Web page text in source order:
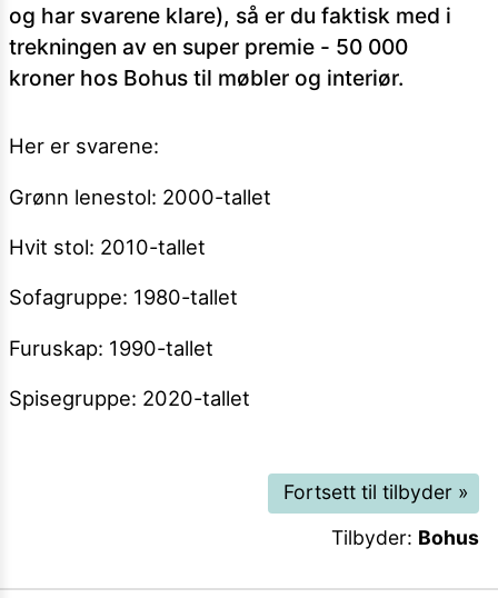
og har svarene klare), så er du faktisk med i
trekningen av en super premie - 50 000
kroner hos Bohus til møbler og interiør.
Her er svarene:
Grønn lenestol: 2000-tallet
Hvit stol: 2010-tallet
Sofagruppe: 1980-tallet
Furuskap: 1990-tallet
Spisegruppe: 2020-tallet
Fortsett til tilbyder »
Tilbyder: Bohus